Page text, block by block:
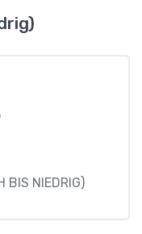
BIS NIEDRIG)